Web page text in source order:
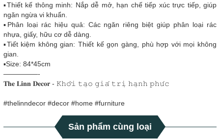
▪️Thiết kế thông minh: Nắp dễ mở, hạn chế tiếp xúc trực tiếp, giúp
ngăn ngừa vi khuẩn.
▪️Phân loại rác hiệu quả: Các ngăn riêng biệt giúp phân loại rác
nhựa, giấy, hữu cơ dễ dàng.
▪️Tiết kiệm không gian: Thiết kế gọn gàng, phù hợp với mọi không
gian.
▪️Size: 84*45cm
—————-
𝐓𝐡𝐞 𝐋𝐢𝐧𝐧 𝐃𝐞𝐜𝐨𝐫 - 𝙺𝚑𝚘̛̉𝚒 𝚝𝚊̣𝚘 𝚐𝚒𝚊́ 𝚝𝚛𝚒̣ 𝚑𝚊̣𝚗𝚑 𝚙𝚑𝚞́𝚌
#thelinndecor #decor #home #furniture
Sản phẩm cùng loại